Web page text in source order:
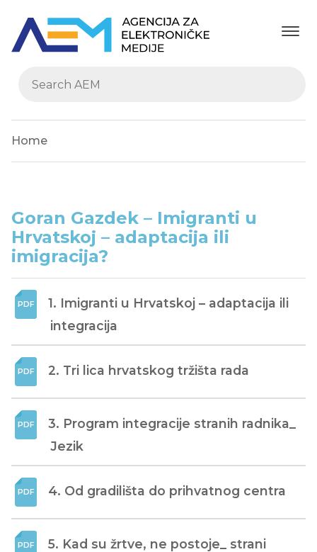
Home
Goran Gazdek – Imigranti u
Hrvatskoj – adaptacija ili
imigracija?
1. Imigranti u Hrvatskoj – adaptacija ili
integracija
2. Tri lica hrvatskog tržišta rada
3. Program integracije stranih radnika_
Jezik
4. Od gradilišta do prihvatnog centra
5. Kad su žrtve, ne postoje_ strani